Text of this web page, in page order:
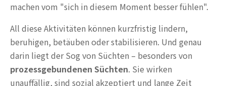
machen vom "sich in diesem Moment besser fühlen".
All diese Aktivitäten können kurzfristig lindern,
beruhigen, betäuben oder stabilisieren. Und genau
darin liegt der Sog von Süchten – besonders von
prozessgebundenen Süchten. Sie wirken
unauffällig, sind sozial akzeptiert und lange Zeit